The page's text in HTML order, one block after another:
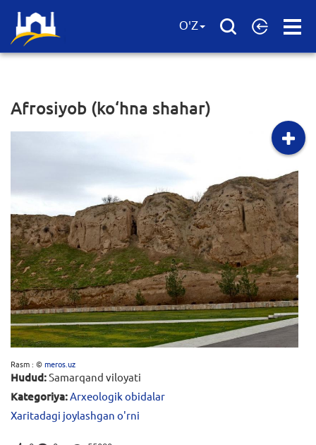
Open
O'Z
Afrosiyob (ko‘hna shahar)
Rasm : ©meros.uz
Hudud:Samarqand viloyati
Kategoriya:Arxeologik obidalar
Xaritadagi joylashgan o'rni